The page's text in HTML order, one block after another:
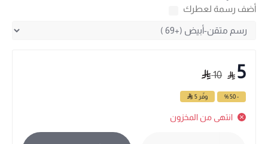
أضف رسمة لعطرك
5
10
- 50 % وفّر 5
انتهى من المخزون